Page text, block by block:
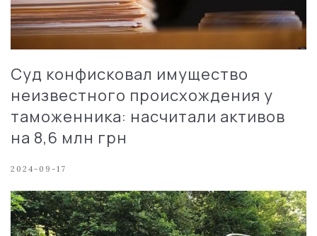
Суд конфисковал имущество
неизвестного происхождения у
таможенника: насчитали активов
на 8,6 млн грн
2024-09-17